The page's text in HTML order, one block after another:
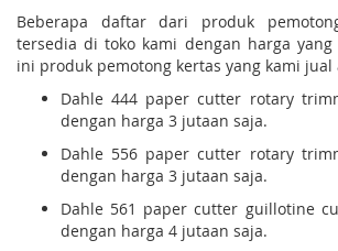
Beberapa daftar dari produk
tersedia di toko kami dengan harga
ini produk pemotong kertas yang kami jual
Dahle 444 paper cutter rotary
dengan harga 3 jutaan saja.
Dahle 556 paper cutter rotary
dengan harga 3 jutaan saja.
Dahle 561 paper cutter guillotine
dengan harga 4 jutaan saja.